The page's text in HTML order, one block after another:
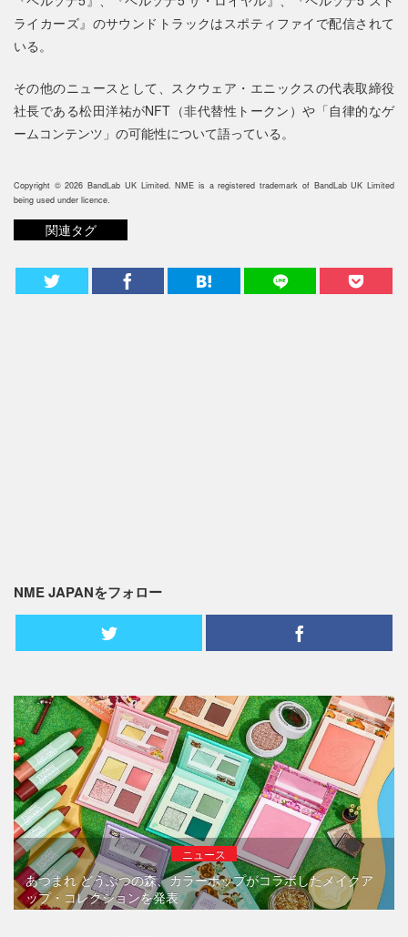
ライカーズ』のサウンドトラックはスポティファイで配信されて
いる。
その他のニュースとして、スクウェア・エニックスの代表取締役
社長である松田洋祐がNFT（非代替性トークン）や「自律的なゲ
ームコンテンツ」の可能性について語っている。
Copyright © 2026 BandLab UK Limited. NME is a registered trademark of BandLab UK Limited
being used under licence.
関連タグ
NME JAPANをフォロー
ニュース
あつまれ どうぶつの森、カラーポップがコラボしたメイクア
ップ・コレクションを発表